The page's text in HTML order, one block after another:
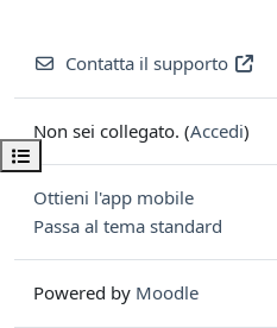
Apri indice del corso
Contatta il supporto
Non sei collegato. (Accedi)
Ottieni l'app mobile
Passa al tema standard
Powered by Moodle